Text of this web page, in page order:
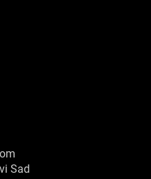
Sad